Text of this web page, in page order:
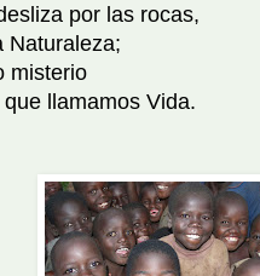
por las rocas,
llamamos Vida.